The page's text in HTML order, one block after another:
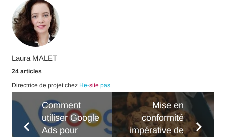
Laura MALET
24 articles
Directrice de projet chez He-site pas
Comment
utiliser Google
Ads pour
Mise en
conformité
impérative de